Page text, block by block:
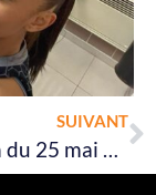
SUIVANT
Détection du 25 mai annulée